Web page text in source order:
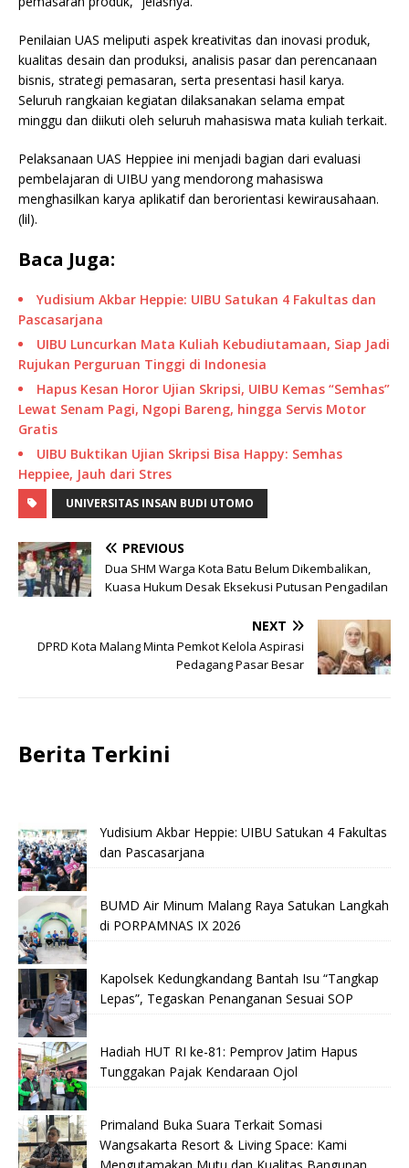
Penilaian UAS meliputi aspek kreativitas dan inovasi produk,
kualitas desain dan produksi, analisis pasar dan perencanaan
bisnis, strategi pemasaran, serta presentasi hasil karya.
Seluruh rangkaian kegiatan dilaksanakan selama empat
minggu dan diikuti oleh seluruh mahasiswa mata kuliah terkait.
Pelaksanaan UAS Heppiee ini menjadi bagian dari evaluasi
pembelajaran di UIBU yang mendorong mahasiswa
menghasilkan karya aplikatif dan berorientasi kewirausahaan.
(lil).
Baca Juga:
Yudisium Akbar Heppie: UIBU Satukan 4 Fakultas dan
Pascasarjana
UIBU Luncurkan Mata Kuliah Kebudiutamaan, Siap Jadi
Rujukan Perguruan Tinggi di Indonesia
Hapus Kesan Horor Ujian Skripsi, UIBU Kemas “Semhas”
Lewat Senam Pagi, Ngopi Bareng, hingga Servis Motor
Gratis
UIBU Buktikan Ujian Skripsi Bisa Happy: Semhas
Heppiee, Jauh dari Stres
UNIVERSITAS INSAN BUDI UTOMO
PREVIOUS
Dua SHM Warga Kota Batu Belum Dikembalikan,
Kuasa Hukum Desak Eksekusi Putusan Pengadilan
NEXT
DPRD Kota Malang Minta Pemkot Kelola Aspirasi
Pedagang Pasar Besar
Berita Terkini
Yudisium Akbar Heppie: UIBU Satukan 4 Fakultas
dan Pascasarjana
BUMD Air Minum Malang Raya Satukan Langkah
di PORPAMNAS IX 2026
Kapolsek Kedungkandang Bantah Isu “Tangkap
Lepas”, Tegaskan Penanganan Sesuai SOP
Hadiah HUT RI ke-81: Pemprov Jatim Hapus
Tunggakan Pajak Kendaraan Ojol
Primaland Buka Suara Terkait Somasi
Wangsakarta Resort & Living Space: Kami